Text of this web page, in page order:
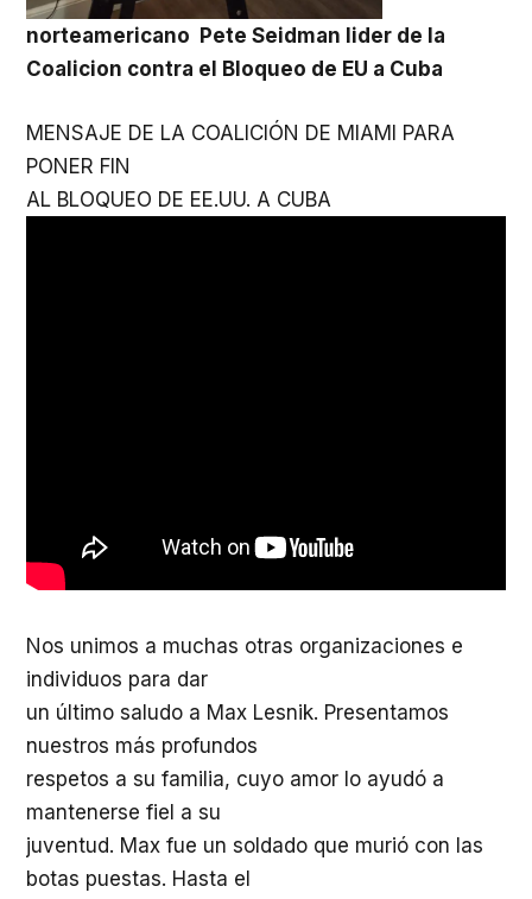
norteamericano Pete Seidman lider de la
Coalicion contra el Bloqueo de EU a Cuba
MENSAJE DE LA COALICIÓN DE MIAMI PARA
PONER FIN
AL BLOQUEO DE EE.UU. A CUBA
Nos unimos a muchas otras organizaciones e
individuos para dar
un último saludo a Max Lesnik. Presentamos
nuestros más profundos
respetos a su familia, cuyo amor lo ayudó a
mantenerse fiel a su
juventud. Max fue un soldado que murió con las
botas puestas. Hasta el